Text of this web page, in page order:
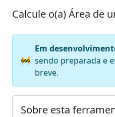
Calcule o(a) Área de
🚧
Em
sendo preparada e
breve.
Sobre esta